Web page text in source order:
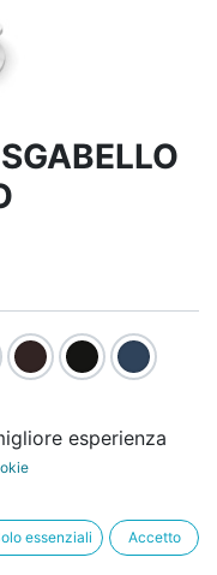
esperienza
essenziali Accetto